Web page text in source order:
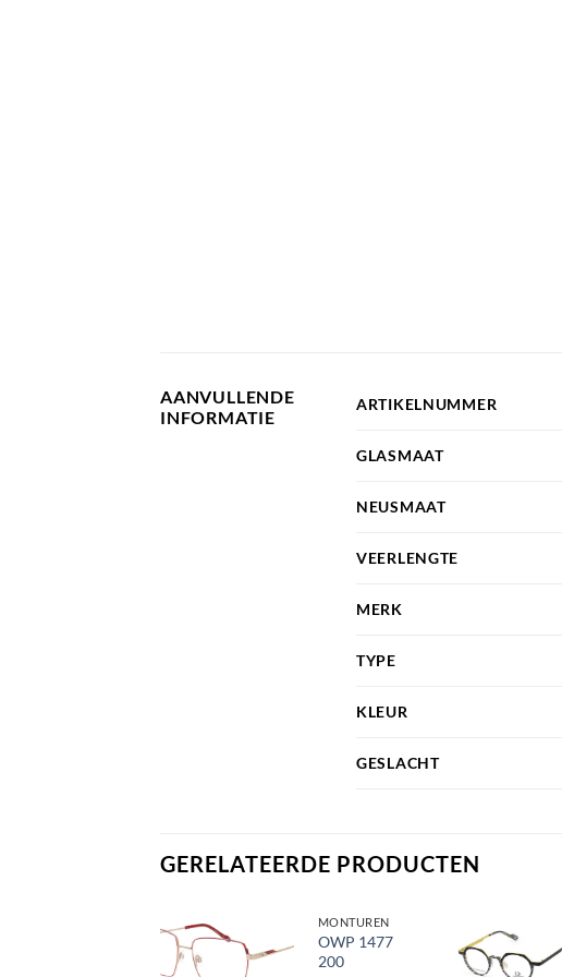
AANVULLENDE
INFORMATIE
ARTIKELNUMMER
GLASMAAT
NEUSMAAT
VEERLENGTE
MERK
TYPE
KLEUR
GESLACHT
GERELATEERDE PRODUCTEN
Toevoegen
MONTUREN
OWP 1477
200
Toevoegen